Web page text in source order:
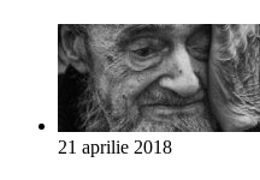
21 aprilie 2018